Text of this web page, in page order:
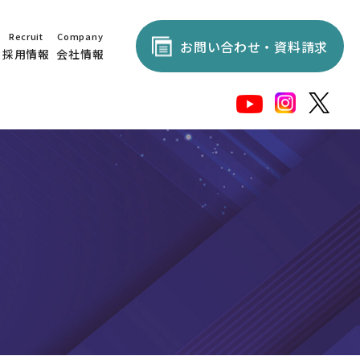
Recruit
採用情報
Company
会社情報 お問い合わせ・資料請求